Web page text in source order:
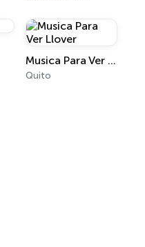
Musica Para Ver Llover
Quito